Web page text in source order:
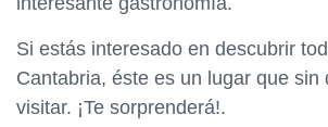
Si estás interesado en descubrir
Cantabria, éste es un lugar que sin
visitar. ¡Te sorprenderá!.